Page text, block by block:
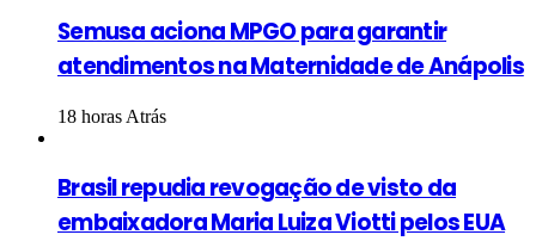
Semusa aciona MPGO para garantir
atendimentos na Maternidade de Anápolis
18 horas Atrás
Brasil repudia revogação de visto da
embaixadora Maria Luiza Viotti pelos EUA